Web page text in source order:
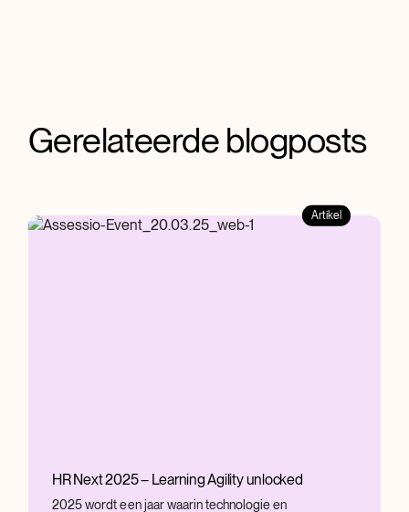
Gerelateerde blogposts
Artikel
HR Next 2025 – Learning Agility unlocked
2025 wordt een jaar waarin technologie en